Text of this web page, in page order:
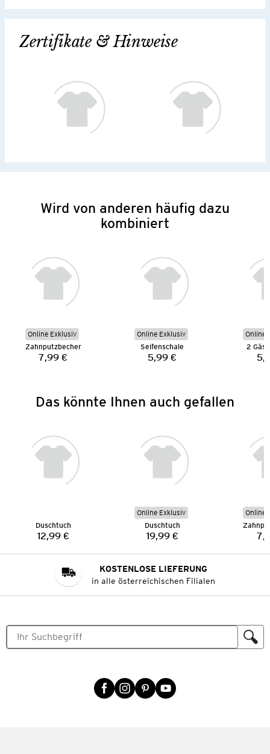
Zertifikate & Hinweise
Wird von anderen häufig dazu
kombiniert
Online Exklusiv
Zahnputzbecher
Preis:
7,99 €
Online Exklusiv
Seifenschale
Preis:
5,99 €
Online
2
Das könnte Ihnen auch gefallen
Duschtuch
Preis:
12,99 €
Online Exklusiv
Duschtuch
Preis:
19,99 €
Online
KOSTENLOSE LIEFERUNG
in alle österreichischen Filialen